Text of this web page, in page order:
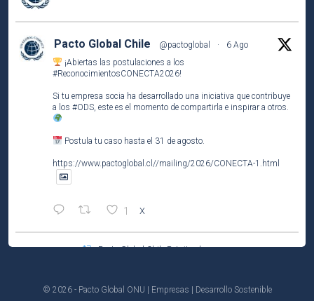
Pacto Global Chile @pactoglobal ·
6 Ago
¡Abiertas las postulaciones a los
#ReconocimientosCONECTA2026!
Si tu empresa socia ha desarrollado una iniciativa que contribuye
a los #ODS , este es el momento de compartirla e inspirar a otros.
Postula tu caso hasta el 31 de agosto.
https://www.pactoglobal.cl//mailing/2026/CONECTA-1.html
1 X
Pacto Global Chile Retuiteado
Participa del tercer encuentro del ciclo El Caso de Negocio de la
© 2026 - Pacto Global ONU | Empresas | Desarrollo Sostenible